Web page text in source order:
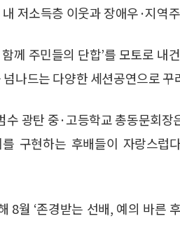
저소득층 이웃과 장애우·지역
께 주민들의 단합’를 모토로
나드는 다양한 세션공연으로 꾸
수 광탄 중·고등학교 총동문회
구현하는 후배들이 자랑스럽
8월 ‘존경받는 선배, 예의 바른